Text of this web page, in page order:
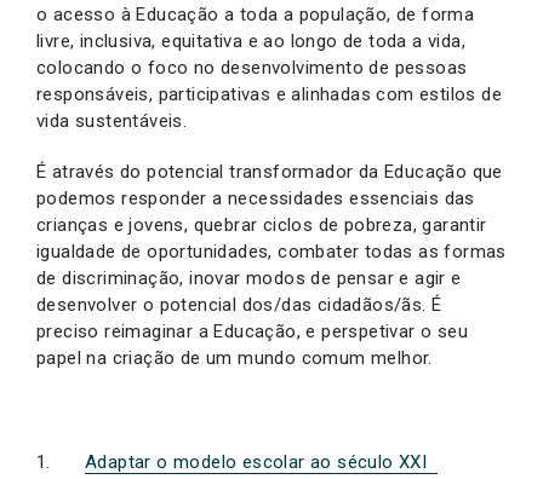
o acesso à Educação a toda a população, de forma
livre, inclusiva, equitativa e ao longo de toda a vida,
colocando o foco no desenvolvimento de pessoas
responsáveis, participativas e alinhadas com estilos de
vida sustentáveis.
É através do potencial transformador da Educação que
podemos responder a necessidades essenciais das
crianças e jovens, quebrar ciclos de pobreza, garantir
igualdade de oportunidades, combater todas as formas
de discriminação, inovar modos de pensar e agir e
desenvolver o potencial dos/das cidadãos/ãs. É
preciso reimaginar a Educação, e perspetivar o seu
papel na criação de um mundo comum melhor.
Adaptar o modelo escolar ao século XXI